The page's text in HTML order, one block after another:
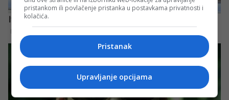
pristankom ili povlačenje pristanka u postavkama privatnosti i
kolačića.
Pristanak
Upravljanje opcijama